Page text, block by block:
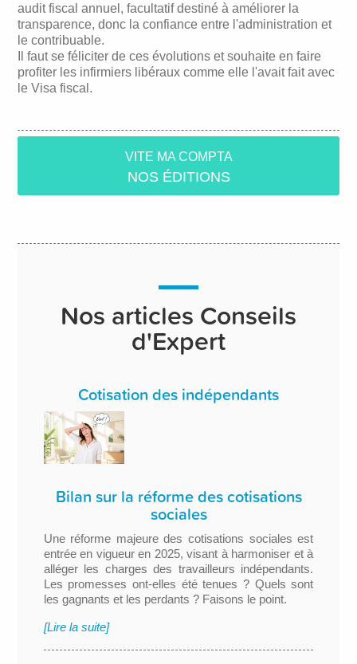
audit fiscal annuel, facultatif destiné à améliorer la
transparence, donc la confiance entre l'administration et
le contribuable.
Il faut se féliciter de ces évolutions et souhaite en faire
profiter les infirmiers libéraux comme elle l'avait fait avec
le Visa fiscal.
VITE MA COMPTA
NOS ÉDITIONS
Nos articles Conseils
d'Expert
Cotisation des indépendants
Bilan sur la réforme des cotisations
sociales
Une réforme majeure des cotisations sociales est
entrée en vigueur en 2025, visant à harmoniser et à
alléger les charges des travailleurs indépendants.
Les promesses ont-elles été tenues ? Quels sont
les gagnants et les perdants ? Faisons le point.
[Lire la suite]